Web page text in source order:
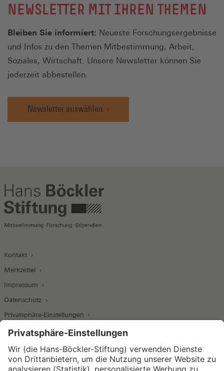
NEWSLETTER MIT IHREN THEMEN
Bleiben Sie informiert: Neueste Forschungsergebnisse
und Infos zu den Themen Mitbestimmung, Arbeit,
Soziales, Wirtschaft. Unsere Newsletter können Sie
jederzeit abbestellen.
Newsletter auswählen
Kontakt
Merkzettel
Impressum
Datenschutz
Privatsphäre-Einstellungen
Wirtschafts- und Sozialwissenschaftliches Institut